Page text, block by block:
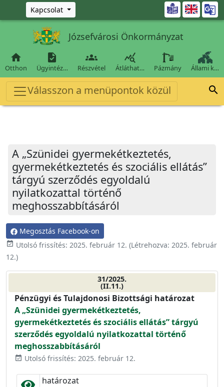
Ugrás a fő tartalomra
Kapcsolat 
Józsefvárosi Önkormányzat

Otthon

Ügyintéz…

Részvétel

Átláthat… Pázmány Állami k…
Válasszon a menüpontok közül 
A „Szünidei gyermekétkeztetés,
gyermekétkeztetés és szociális ellátás”
tárgyú szerződés egyoldalú
nyilatkozattal történő
meghosszabbításáról
Megosztás Facebook-on
event_available Utolsó frissítés: 2025. február 12. (Létrehozva: 2025. február
12.)
31/2025.
(II.11.)
Pénzügyi és Tulajdonosi Bizottsági határozat
A „Szünidei gyermekétkeztetés,
gyermekétkeztetés és szociális ellátás” tárgyú
szerződés egyoldalú nyilatkozattal történő
meghosszabbításáról
event_available Utolsó frissítés: 2025. február 12.
határozat